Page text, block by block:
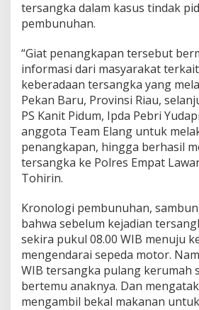
tersangka dalam kasus tindak
pembunuhan.
“Giat penangkapan tersebut
informasi dari masyarakat
keberadaan tersangka yang
Pekan Baru, Provinsi Riau,
PS Kanit Pidum, Ipda Pebri
anggota Team Elang untuk
penangkapan, hingga berhasil
tersangka ke Polres Empat
Tohirin.
Kronologi pembunuhan,
bahwa sebelum kejadian
sekira pukul 08.00 WIB menuju
mengendarai sepeda motor.
WIB tersangka pulang kerumah
bertemu anaknya. Dan
mengambil bekal makanan